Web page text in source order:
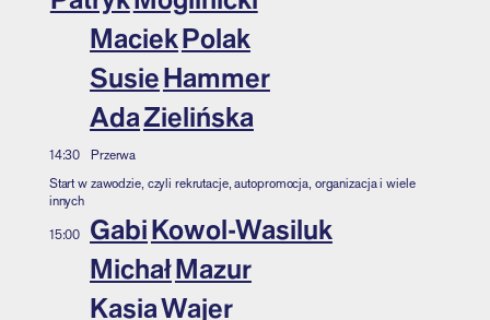
MaciekPolak
SusieHammer
AdaZielińska
14:30
Przerwa
Start w zawodzie, czyli rekrutacje, autopromocja, organizacja i wiele
innych
15:00 GabiKowol-Wasiluk
MichałMazur
KasiaWajer